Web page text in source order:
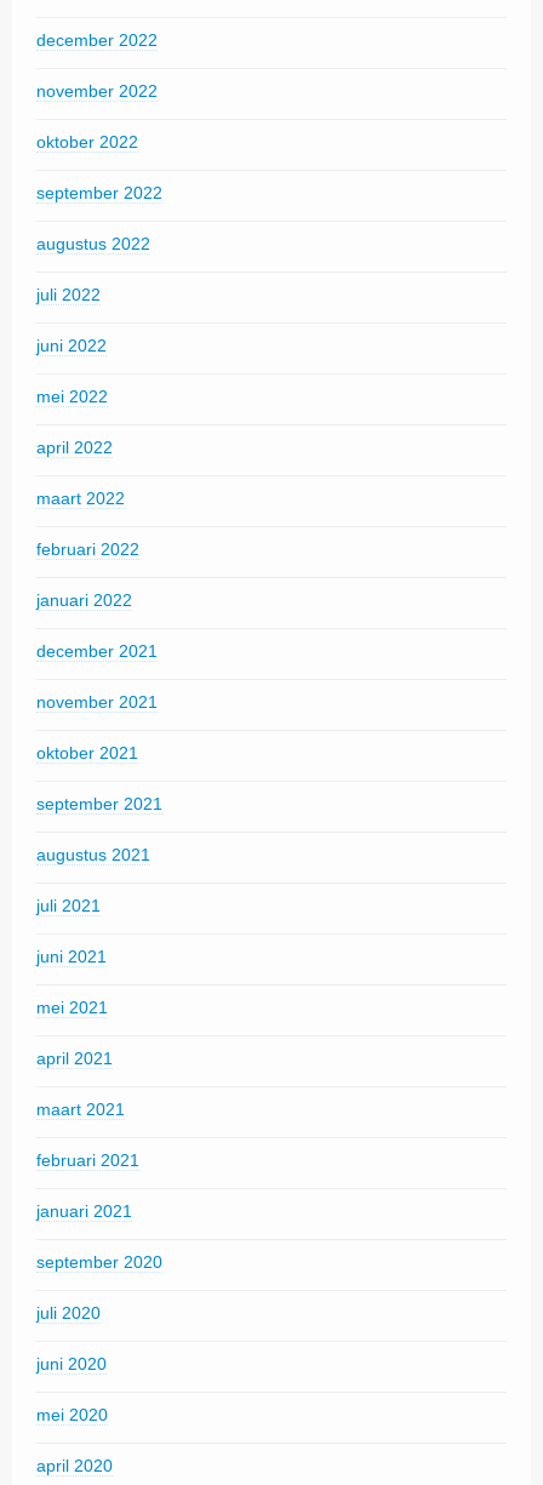
december 2022
november 2022
oktober 2022
september 2022
augustus 2022
juli 2022
juni 2022
mei 2022
april 2022
maart 2022
februari 2022
januari 2022
december 2021
november 2021
oktober 2021
september 2021
augustus 2021
juli 2021
juni 2021
mei 2021
april 2021
maart 2021
februari 2021
januari 2021
september 2020
juli 2020
juni 2020
mei 2020
april 2020